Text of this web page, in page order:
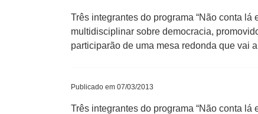
Três integrantes do programa “Não conta
multidisciplinar sobre democracia,
participarão de uma mesa redonda que vai
Publicado em 07/03/2013
Três integrantes do programa “Não conta